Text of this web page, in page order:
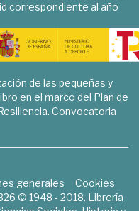
correspondiente al año
de las pequeñas y
en el marco del Plan de
Convocatoria
generales
Cookies
© 1948 - 2018. Librería